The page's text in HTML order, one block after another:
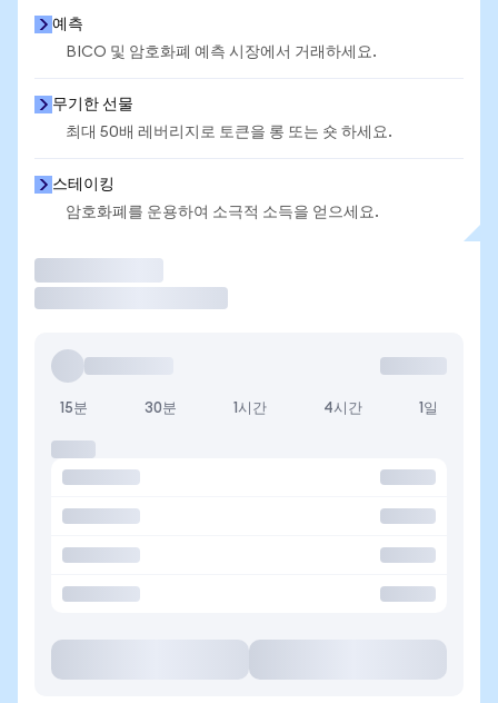
예측
BICO 및 암호화폐 예측 시장에서 거래하세요.
무기한 선물
최대 50배 레버리지로 토큰을 롱 또는 숏 하세요.
스테이킹
암호화폐를 운용하여 소극적 소득을 얻으세요.
15분 30분 1시간 4시간 1일